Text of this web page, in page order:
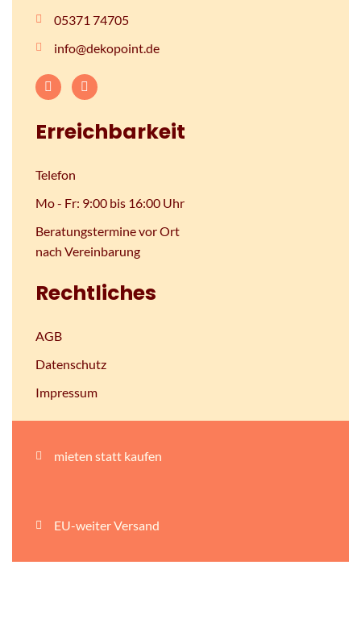
05371 74705
info@dekopoint.de
Erreichbarkeit
Telefon
Mo - Fr: 9:00 bis 16:00 Uhr
Beratungstermine vor Ort
nach Vereinbarung
Rechtliches
AGB
Datenschutz
Impressum
mieten statt kaufen
EU-weiter Versand